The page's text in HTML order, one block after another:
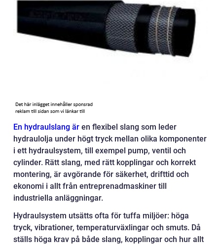
En hydraulslang är en flexibel slang som leder
hydraulolja under högt tryck mellan olika komponenter
i ett hydraulsystem, till exempel pump, ventil och
cylinder. Rätt slang, med rätt kopplingar och korrekt
montering, är avgörande för säkerhet, drifttid och
ekonomi i allt från entreprenadmaskiner till
industriella anläggningar.
Hydraulsystem utsätts ofta för tuffa miljöer: höga
tryck, vibrationer, temperaturväxlingar och smuts. Då
ställs höga krav på både slang, kopplingar och hur allt